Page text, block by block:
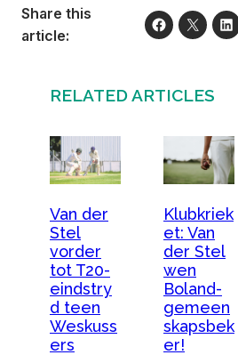
Share this
article:
RELATED ARTICLES
Van der
Stel
vorder
tot T20-
eindstry
d teen
Weskuss
ers
Klubkriek
et: Van
der Stel
wen
Boland-
gemeen
skapsbek
er!